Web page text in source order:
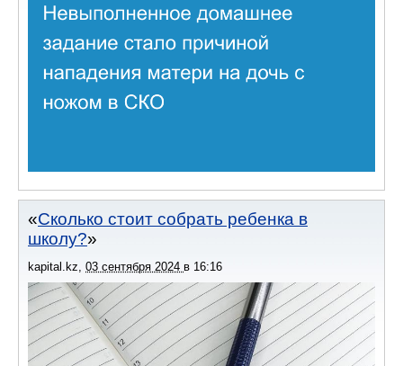
Сколько стоит собрать ребенка в
школу?
kapital.kz 03 сентября 2024 в 16:16